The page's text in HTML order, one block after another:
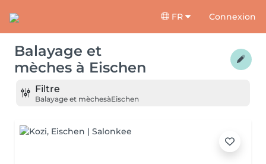
FR Connexion
Balayage et
mèches à Eischen
Filtre
Balayage et mèchesàEischen